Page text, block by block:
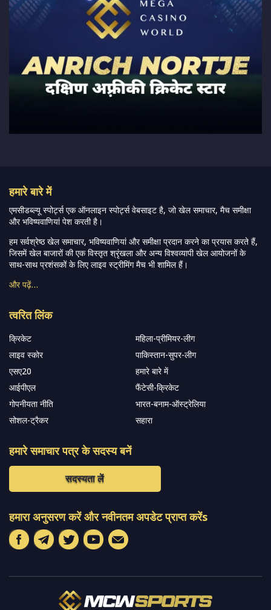
हमारे बारे में
एमसीडब्ल्यू स्पोर्ट्स एक ऑनलाइन स्पोर्ट्स वेबसाइट है, जो खेल समाचार, मैच समीक्षा
और भविष्यवाणियां पेश करती है।
हम सर्वश्रेष्ठ खेल समाचार, भविष्यवाणियां और समीक्षा प्रदान करने का प्रयास करते हैं,
जिसमें खेल बाजारों की एक विस्तृत श्रृंखला और अन्य विश्वव्यापी खेल आयोजनों के
साथ-साथ प्रशंसकों के लिए लाइव स्ट्रीमिंग मैच भी शामिल हैं।
और पढ़ें…
त्वरित लिंक
क्रिकेट
महिला-प्रीमियर-लीग
लाइव स्कोर
पाकिस्तान-सुपर-लीग
एसए20
हमारे बारे में
आईपीएल
फैंटेसी-क्रिकेट
गोपनीयता नीति
भारत-बनाम-ऑस्ट्रेलिया
सोशल-ट्रैकर
सहारा
हमारे समाचार पत्र के सदस्य बनें
सदस्यता लें
हमारा अनुसरण करें और नवीनतम अपडेट प्राप्त करेंs